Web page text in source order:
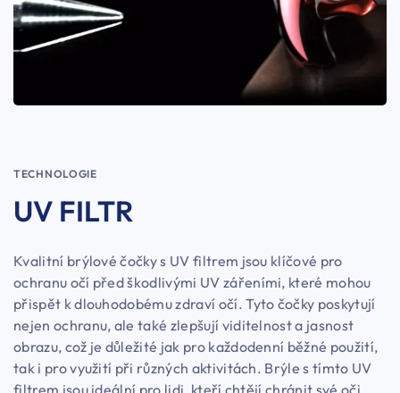
TECHNOLOGIE
UV FILTR
Kvalitní brýlové čočky s UV filtrem jsou klíčové pro
ochranu očí před škodlivými UV zářeními, které mohou
přispět k dlouhodobému zdraví očí. Tyto čočky poskytují
nejen ochranu, ale také zlepšují viditelnost a jasnost
obrazu, což je důležité jak pro každodenní běžné použití,
tak i pro využití při různých aktivitách. Brýle s tímto UV